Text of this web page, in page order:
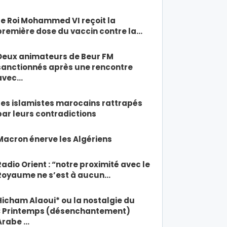
Roi Mohammed VI reçoit la
dose du vaccin contre la…
animateurs de Beur FM
après une rencontre
islamistes marocains rattrapés
leurs contradictions
énerve les Algériens
Orient : “notre proximité avec le
ne s’est à aucun…
Alaoui* ou la nostalgie du
Printemps (désenchantement)
…